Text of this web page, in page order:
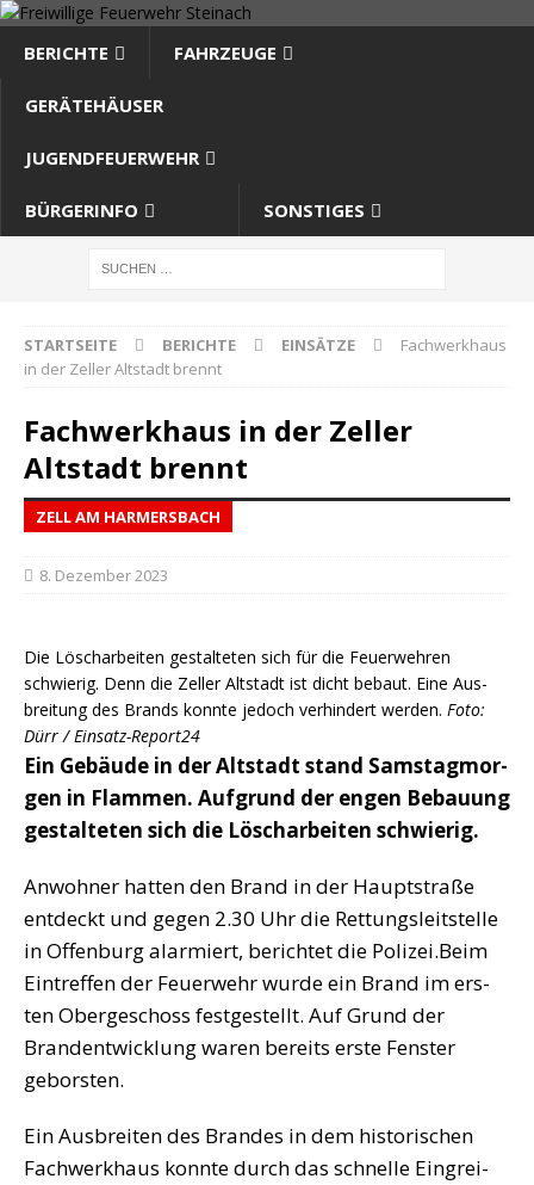
BERICHTE FAHRZEUGE
GERÄTEHÄUSER
JUGENDFEUERWEHR
BÜRGERINFO SONSTIGES
STARTSEITE BERICHTE EINSÄTZE
Fachwerkhaus
in der Zeller Altstadt brennt
Fachwerkhaus in der Zeller
Altstadt brennt
ZELL AM HARMERSBACH
8. Dezember 2023
Die Lösch­ar­bei­ten gestal­te­ten sich für die Feu­er­weh­ren
schwie­rig. Denn die Zel­ler Alt­stadt ist dicht bebaut. Eine Aus­
brei­tung des Brands konn­te jedoch ver­hin­dert wer­den. Foto:
Dürr / Einsatz-Report24
Ein Gebäu­de in der Alt­stadt stand Sams­tag­mor­
gen in Flam­men. Auf­grund der engen Bebau­ung
gestal­te­ten sich die Lösch­ar­bei­ten schwierig.
Anwoh­ner hat­ten den Brand in der Haupt­stra­ße
ent­deckt und gegen 2.30 Uhr die Ret­tungs­leit­stel­le
in Offen­burg alar­miert, berich­tet die Polizei.Beim
Ein­tref­fen der Feu­er­wehr wur­de ein Brand im ers­
ten Ober­ge­schoss fest­ge­stellt. Auf Grund der
Brand­ent­wick­lung waren bereits ers­te Fens­ter
geborsten.
Ein Aus­brei­ten des Bran­des in dem his­to­ri­schen
Fach­werk­haus konn­te durch das schnel­le Ein­grei­